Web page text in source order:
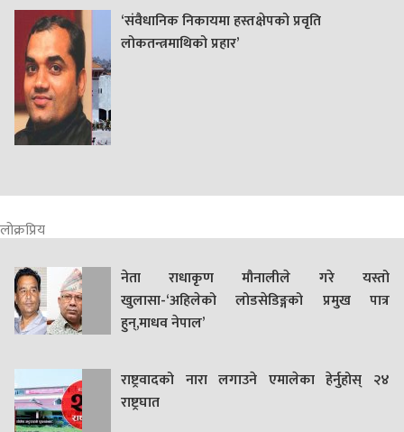
‘संवैधानिक निकायमा हस्तक्षेपको प्रवृति
लोकतन्त्रमाथिको प्रहार’
लोक्रप्रिय
नेता राधाकृण मौनालीले गरे यस्तो
खुलासा-‘अहिलेको लोडसेडिङ्गको प्रमुख पात्र
हुन्,माधव नेपाल’
राष्ट्रवादको नारा लगाउने एमालेका हेर्नुहोस् २४
राष्ट्रघात